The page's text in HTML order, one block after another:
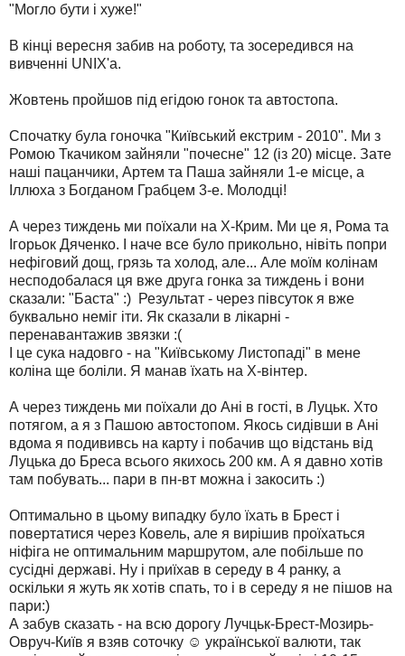
"Могло бути і хуже!"
В кінці вересня забив на роботу, та зосередився на
вивченні UNIX'a.
Жовтень пройшов під егідою гонок та автостопа.
Спочатку була гоночка "Київський екстрим - 2010". Ми з
Ромою Ткачиком зайняли "почесне" 12 (із 20) місце. Зате
наші пацанчики, Артем та Паша зайняли 1-е місце, а
Іллюха з Богданом Грабцем 3-е. Молодці!
А через тиждень ми поїхали на Х-Крим. Ми це я, Рома та
Ігорьок Дяченко. І наче все було прикольно, нівіть попри
нефіговий дощ, грязь та холод, але... Але моїм колінам
несподобалася ця вже друга гонка за тиждень і вони
сказали: "Баста" :) Результат - через півсуток я вже
буквально неміг іти. Як сказали в лікарні -
перенавантажив звязки :(
І це сука надовго - на "Київському Листопаді" в мене
коліна ще боліли. Я манав їхать на Х-вінтер.
А через тиждень ми поїхали до Ані в гості, в Луцьк. Хто
потягом, а я з Пашою автостопом. Якось сидівши в Ані
вдома я подививсь на карту і побачив що відстань від
Луцька до Бреса всього якихось 200 км. А я давно хотів
там побувать... пари в пн-вт можна і закосить :)
Оптимально в цьому випадку було їхать в Брест і
повертатися через Ковель, але я вирішив проїхаться
ніфіга не оптимальним маршрутом, але побільше по
сусідні державі. Ну і приїхав в середу в 4 ранку, а
оскільки я жуть як хотів спать, то і в середу я не пішов на
пари:)
А забув сказать - на всю дорогу Лучцьк-Брест-Мозирь-
Овруч-Київ я взяв соточку ☺ української валюти, так